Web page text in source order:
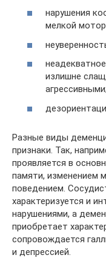
нарушения
мелкой
излишне
агрессивными;
Разные виды
признаки. Так,
проявляется в
памяти, изменением
поведением.
характеризуется и
нарушениями, а
приобретает
сопровождается
и депрессией.